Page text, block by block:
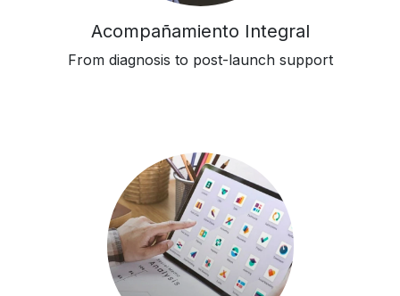
Acompañamiento Integral
From diagnosis to post-launch support